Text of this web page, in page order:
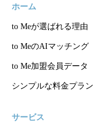
ホーム
to Meが選ばれる理由
to MeのAIマッチング
to Me加盟会員データ
シンプルな料金プラン
サービス